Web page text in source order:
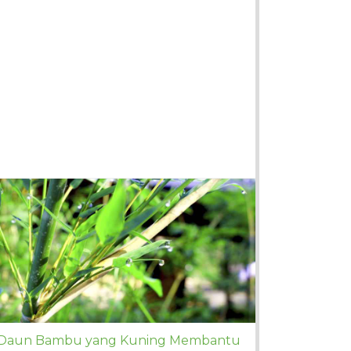
Bambu yang Kuning Membantu